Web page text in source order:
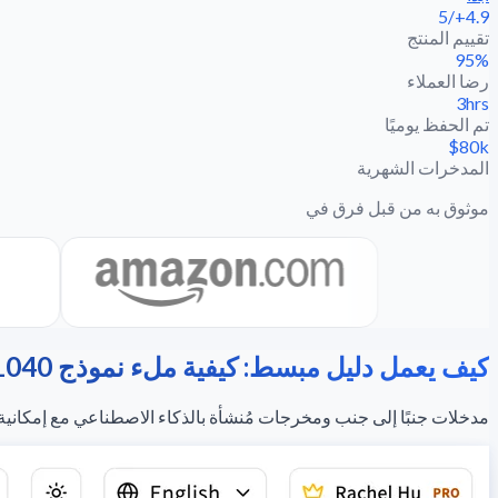
4.9+/5
تقييم المنتج
95%
رضا العملاء
3hrs
تم الحفظ يوميًا
$80k
المدخرات الشهرية
موثوق به من قبل فرق في
كيف يعمل دليل مبسط: كيفية ملء نموذج 1040
مدخلات جنبًا إلى جنب ومخرجات مُنشأة بالذكاء الاصطناعي مع إمكانية